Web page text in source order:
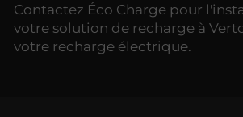
Contactez Éco Charge pour
votre solution de recharge à
votre recharge électrique.